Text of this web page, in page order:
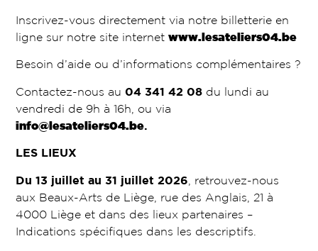
Inscrivez-vous directement via notre billetterie en
ligne sur notre site internetwww.lesateliers04.be
Besoin d’aide ou d’informations complémentaires ?
Contactez-nous au04 341 42 08 du lundi au
vendredi de 9h à 16h, ou via
info@lesateliers04.be.
LES LIEUX
Du 13 juillet au 31 juillet 2026 , retrouvez-nous
aux Beaux-Arts de Liège, rue des Anglais, 21 à
4000 Liège et dans des lieux partenaires –
Indications spécifiques dans les descriptifs.